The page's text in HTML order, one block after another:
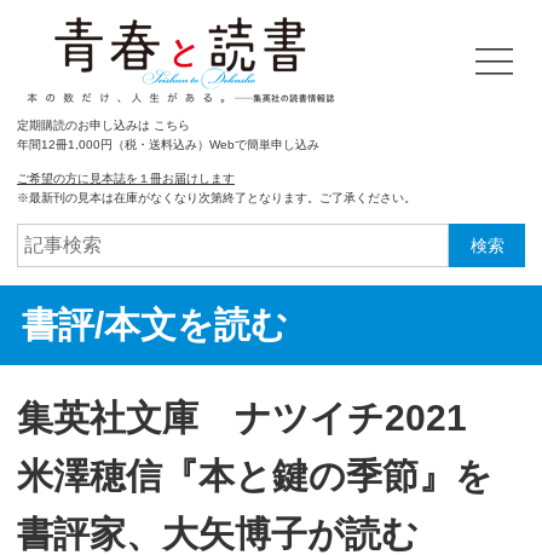
定期購読のお申し込みは こちら
年間12冊1,000円（税・送料込み）Webで簡単申し込み
ご希望の方に見本誌を１冊お届けします
※最新刊の見本は在庫がなくなり次第終了となります。ご了承ください。
検索
書評/本文を読む
集英社文庫 ナツイチ2021
米澤穂信『本と鍵の季節』を
書評家、大矢博子が読む